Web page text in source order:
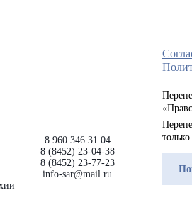
8 960 346 31 04
8 (8452) 23-04-38
8 (8452) 23-77-23
info-sar@mail.ru